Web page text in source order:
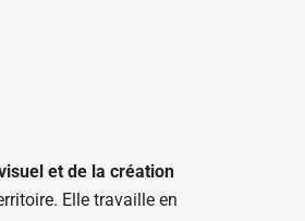
et de la création
Elle travaille en